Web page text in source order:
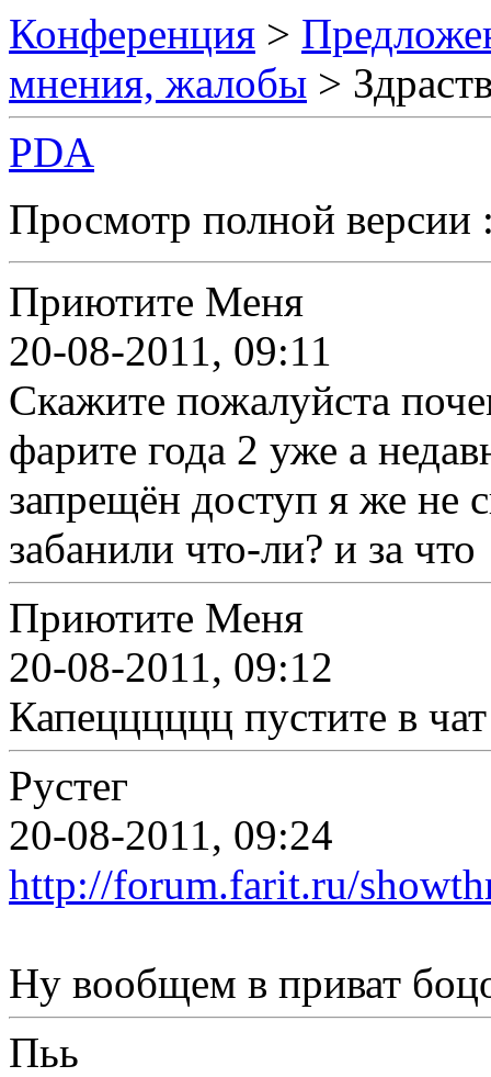
Конференция >
мнения, жалобы >
PDA
Просмотр полной
Приютите Меня
20-08-2011, 09:11
Скажите пожалуйста
фарите года 2 уже а
запрещён доступ я же не
забанили что-ли? и за
Приютите Меня
20-08-2011, 09:12
Капецццццц пустите в
Рустег
20-08-2011, 09:24
http://forum.farit.ru/
Ну вообщем в приват
Пьь